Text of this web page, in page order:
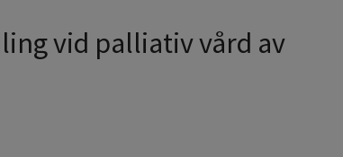
vid palliativ vård av